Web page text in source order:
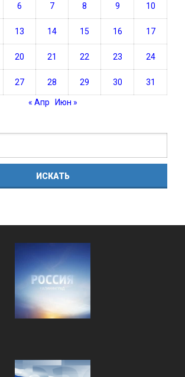
6 7 8 9 10
13 14 15 16 17
20 21 22 23 24
27 28 29 30 31
« Апр Июн »